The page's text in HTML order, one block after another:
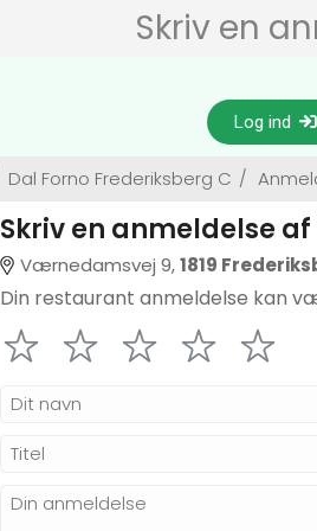
Skriv en
Log ind
Dal Forno Frederiksberg C /
Skriv en anmeldelse af
Værnedamsvej 9,1819
Din restaurant anmeldelse kan